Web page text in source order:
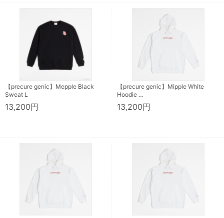
【precure genic】Mepple Black
Sweat L
13,200円
【precure genic】Mipple White
Hoodie …
13,200円